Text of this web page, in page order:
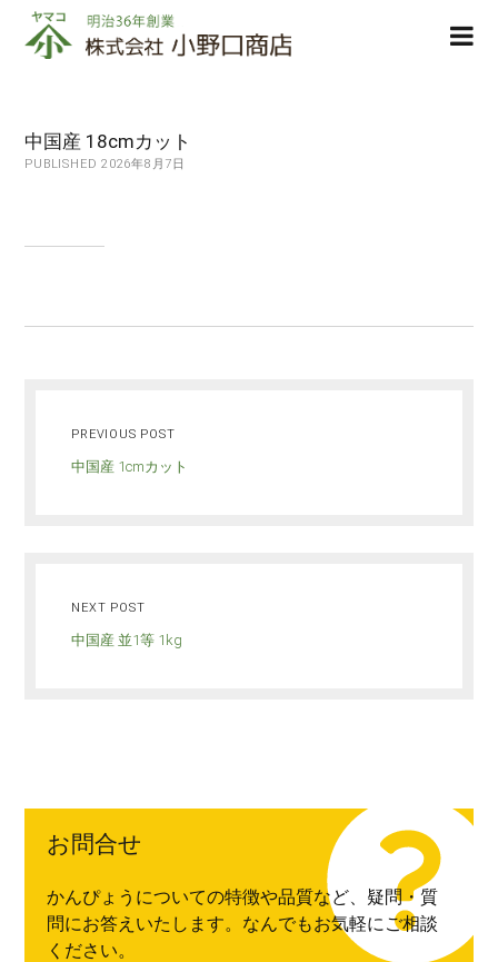
株
式
小
野
中国産 18cmカット
PUBLISHED 2026年8月7日
PREVIOUS POST
中国産 1cmカット
NEXT POST
中国産 並1等 1kg
お問合せ
かんぴょうについての特徴や品質など、疑問・質
問にお答えいたします。なんでもお気軽にご相談
ください。